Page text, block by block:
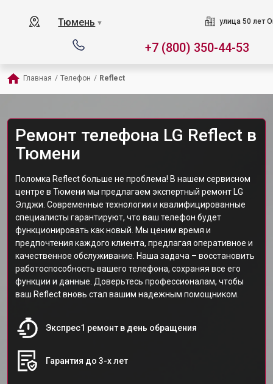
Тюмень ▼ улица 50 лет
+7 (800) 350-44-53
Главная / Телефон / Reflect
Ремонт телефона LG Reflect в
Тюмени
Поломка Reflect больше не проблема! В нашем сервисном
центре в Тюмени мы предлагаем экспертный ремонт LG
Элджи. Современные технологии и квалифицированные
специалисты гарантируют, что ваш телефон будет
функционировать как новый. Мы ценим время и
предпочтения каждого клиента, предлагая оперативное и
качественное обслуживание. Наша задача – восстановить
работоспособность вашего телефона, сохраняя все его
функции и данные. Доверьтесь профессионалам, чтобы
ваш Reflect вновь стал вашим надежным помощником.
Экспрес1 ремонт в день обращения
Гарантия до 3-х лет